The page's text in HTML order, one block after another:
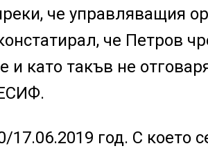
че управляващия
че Петров
като такъв не
год. С което